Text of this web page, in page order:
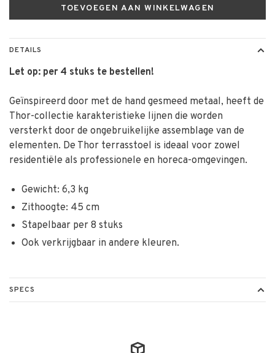
TOEVOEGEN AAN WINKELWAGEN
DETAILS
Let op: per 4 stuks te bestellen!
Geïnspireerd door met de hand gesmeed metaal, heeft de
Thor-collectie karakteristieke lijnen die worden
versterkt door de ongebruikelijke assemblage van de
elementen. De Thor terrasstoel is ideaal voor zowel
residentiële als professionele en horeca-omgevingen.
Gewicht: 6,3 kg
Zithoogte: 45 cm
Stapelbaar per 8 stuks
Ook verkrijgbaar in andere kleuren.
SPECS